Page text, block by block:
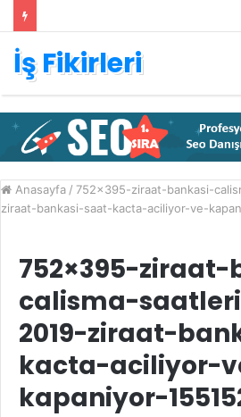
İş Fikirleri
Anasayfa / 752×395-ziraat-bankasi-
ziraat-bankasi-saat-kacta-aciliyor-ve-
752×395-
calisma-
2019-ziraat-
kacta-aciliyor-
kapaniyor-